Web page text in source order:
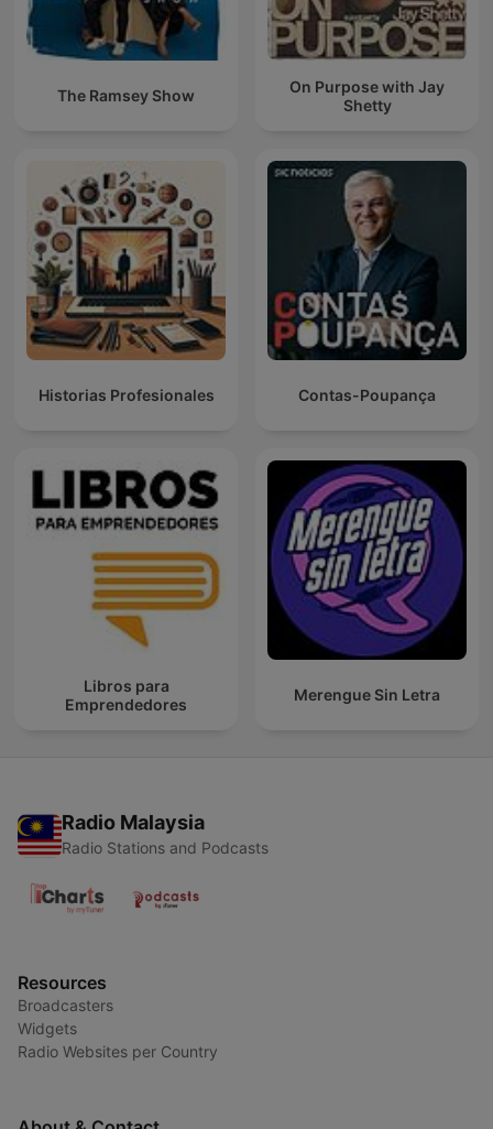
The Ramsey Show
On Purpose with Jay
Shetty
Historias Profesionales Contas-Poupança
Libros para
Emprendedores
Merengue Sin Letra
Radio Malaysia
Radio Stations and Podcasts
Resources
Broadcasters
Widgets
Radio Websites per Country